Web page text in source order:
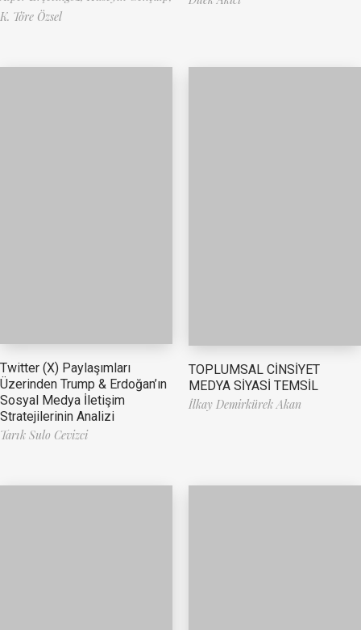
K. Töre Özsel
Twitter (X) Paylaşımları
Üzerinden Trump & Erdoğan’ın
Sosyal Medya İletişim
Stratejilerinin Analizi
Tarık Sulo Cevizci
TOPLUMSAL CİNSİYET
MEDYA SİYASİ TEMSİL
İlkay Demirkürek Akan